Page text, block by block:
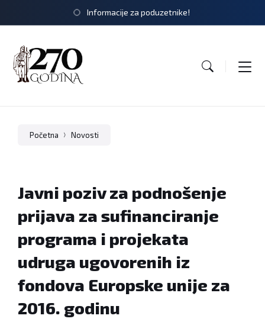
Informacije za poduzetnike!
Početna Novosti
Javni poziv za podnošenje
prijava za sufinanciranje
programa i projekata
udruga ugovorenih iz
fondova Europske unije za
2016. godinu